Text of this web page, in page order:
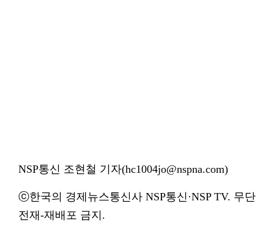
NSP통신 조현철 기자(hc1004jo@nspna.com)
ⓒ한국의 경제뉴스통신사 NSP통신·NSP TV. 무단
전재-재배포 금지.